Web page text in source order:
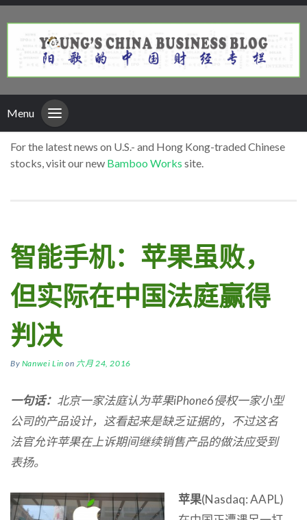
Menu
For the latest news on U.S.- and Hong Kong-traded Chinese
stocks, visit our new Bamboo Works site.
智能手机：苹果虽败，
但实际在中国法庭赢得
判决
By Nanwei Lin on 六月 24, 2016
一句话： 北京一家法庭认为苹果iPhone6侵权一家小型
公司的产品设计，这看起来是缺乏证据的，不过这名
法官允许苹果在上诉期间继续销售产品的做法应受到
表扬。
苹果(Nasdaq: AAPL)